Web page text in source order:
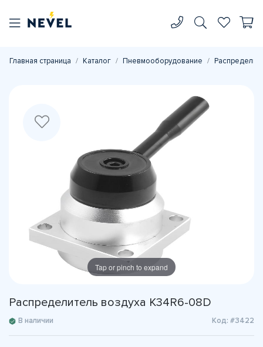
Главная страница Каталог Пневмооборудование
Tap or pinch to expand
Распределитель воздуха K34R6-08D
В наличии Код: #3422